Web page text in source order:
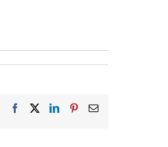
FacebookLinkedInPinterest
Email